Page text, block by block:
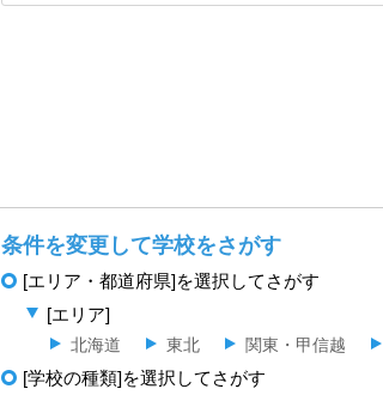
条件を変更して学校をさがす
[エリア・都道府県]を選択してさがす
[エリア]
北海道 東北 関東・甲信越
[学校の種類]を選択してさがす